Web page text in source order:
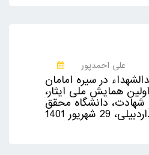
علی احمدپور
در سیره امامان
همایش ملی ایثار،
شهادت، دانشگاه محقق
اردبیلی، 29 شهریور 1401.